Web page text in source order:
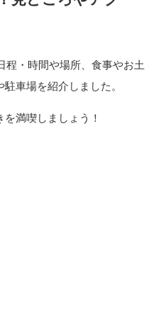
程・時間や場所、食事やお土
車場を紹介しました。
満喫しましょう！